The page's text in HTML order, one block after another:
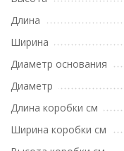
Длина
Ширина
Диаметр основания
Диаметр
Длина коробки см
Ширина коробки см